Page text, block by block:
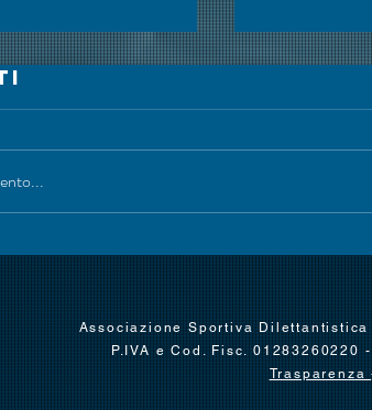
vince
Cup
della
Associazione Sportiva
P.IVA e Cod. Fisc. 01283260220
Trasparenza